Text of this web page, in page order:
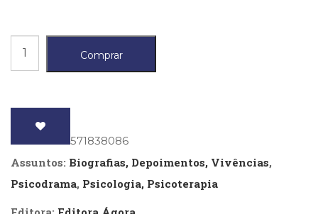
(11)
Literatura,
(69)
Obras
Aproximações
e
Moreno
Comprar
: 9788571838086
Assuntos: Biografias, Depoimentos, Vivências,
Psicodrama, Psicologia, Psicoterapia